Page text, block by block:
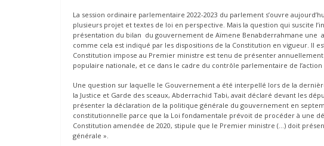
La session ordinaire parlementaire 2022-2023 du parlement s’ouvre
plusieurs projet et textes de loi en perspective. Mais la question qui suscite
présentation du bilan du gouvernement de Aïmene Benabderrahmane une
comme cela est indiqué par les dispositions de la Constitution en vigueur. Il
Constitution impose au Premier ministre est tenu de présenter
populaire nationale, et ce dans le cadre du contrôle parlementaire de l’action
Une question sur laquelle le Gouvernement a été interpellé lors de la
la Justice et Garde des sceaux, Abderrachid Tabi, avait déclaré devant les
présenter la déclaration de la politique générale du gouvernement en
constitutionnelle parce que la Loi fondamentale prévoit de procéder à une
Constitution amendée de 2020, stipule que le Premier ministre (…) doit
générale ».